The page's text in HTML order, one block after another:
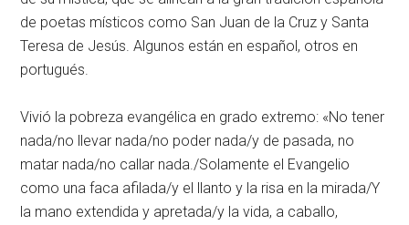
de poetas místicos como San Juan de la Cruz y Santa
Teresa de Jesús. Algunos están en español, otros en
portugués.
Vivió la pobreza evangélica en grado extremo: «No tener
nada/no llevar nada/no poder nada/y de pasada, no
matar nada/no callar nada./Solamente el Evangelio
como una faca afilada/y el llanto y la risa en la mirada/Y
la mano extendida y apretada/y la vida, a caballo,